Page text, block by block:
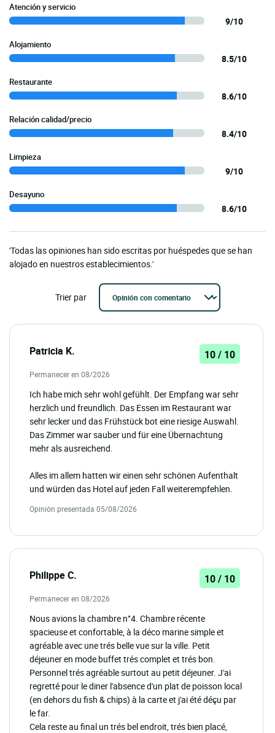
Atención y servicio
9/10
Alojamiento
8.5/10
Restaurante
8.6/10
Relación calidad/precio
8.4/10
Limpieza
9/10
Desayuno
8.6/10
'Todas las opiniones han sido escritas por huéspedes que se han
alojado en nuestros establecimientos.'
Trier par
Patricia K. 10 / 10
Permanecer en 08/2026
Ich habe mich sehr wohl gefühlt. Der Empfang war sehr
herzlich und freundlich. Das Essen im Restaurant war
sehr lecker und das Frühstück bot eine riesige Auswahl.
Das Zimmer war sauber und für eine Übernachtung
mehr als ausreichend.
Alles im allem hatten wir einen sehr schönen Aufenthalt
und würden das Hotel auf jeden Fall weiterempfehlen.
Opinión presentada 05/08/2026
Philippe C. 10 / 10
Permanecer en 08/2026
Nous avions la chambre n°4. Chambre récente
spacieuse et confortable, à la déco marine simple et
agréable avec une trés belle vue sur la ville. Petit
déjeuner en mode buffet trés complet et trés bon.
Personnel trés agréable surtout au petit déjeuner. J'ai
regretté pour le diner l'absence d'un plat de poisson local
(en dehors du fish & chips) à la carte et j'ai été déçu par
le far.
Cela reste au final un trés bel endroit, trés bien placé,